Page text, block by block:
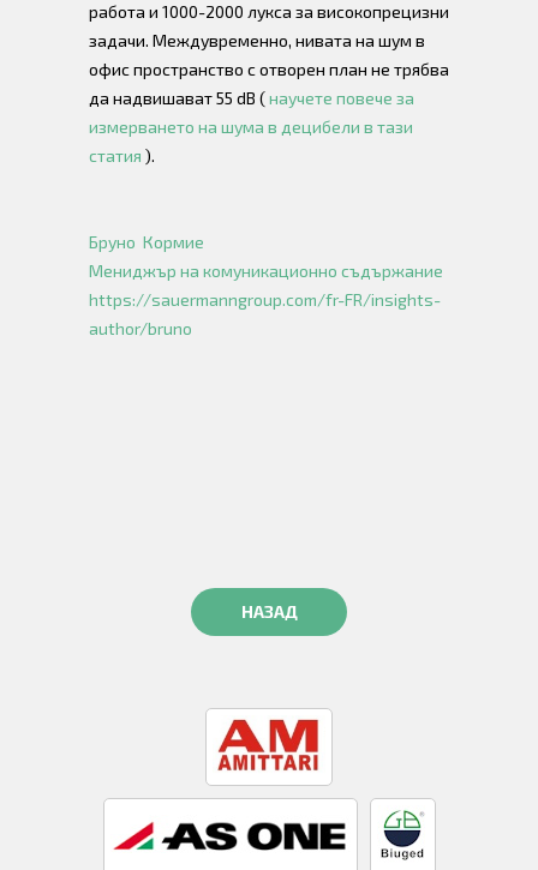
работа и 1000-2000 лукса за високопрецизни
задачи. Междувременно, нивата на шум в
офис пространство с отворен план не трябва
да надвишават 55 dB (научете повече за
измерването на шума в децибели в тази
статия ).
Бруно Кормие
Мениджър на комуникационно съдържание
https://sauermanngroup.com/fr-FR/insights-
author/bruno
НАЗАД